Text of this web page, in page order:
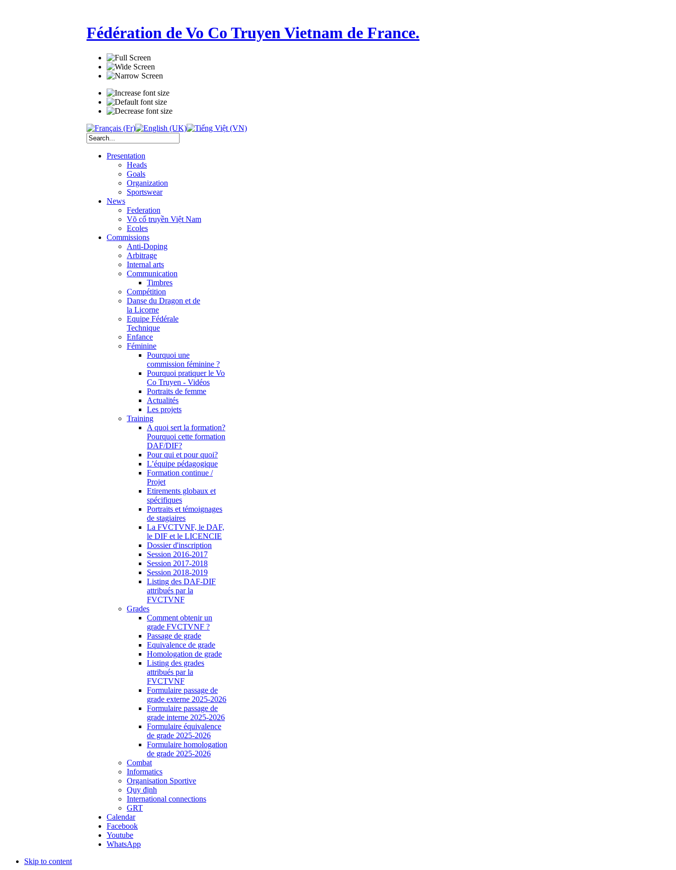
Fédération de Vo Co Truyen Vietnam de France.
Presentation
Heads
Goals
Organization
Sportswear
News
Federation
Võ cổ truyền Việt Nam
Ecoles
Commissions
Anti-Doping
Arbitrage
Internal arts
Communication
Timbres
Compétition
Danse du Dragon et de
la Licorne
Equipe Fédérale
Technique
Enfance
Féminine
Pourquoi une
commission féminine ?
Pourquoi pratiquer le Vo
Co Truyen - Vidéos
Portraits de femme
Actualités
Les projets
Training
A quoi sert la formation?
Pourquoi cette formation
DAF/DIF?
Pour qui et pour quoi?
L’équipe pédagogique
Formation continue /
Projet
Etirements globaux et
spécifiques
Portraits et témoignages
de stagiaires
La FVCTVNF, le DAF,
le DIF et le LICENCIE
Dossier d'inscription
Session 2016-2017
Session 2017-2018
Session 2018-2019
Listing des DAF-DIF
attribués par la
FVCTVNF
Grades
Comment obtenir un
grade FVCTVNF ?
Passage de grade
Equivalence de grade
Homologation de grade
Listing des grades
attribués par la
FVCTVNF
Formulaire passage de
grade externe 2025-2026
Formulaire passage de
grade interne 2025-2026
Formulaire équivalence
de grade 2025-2026
Formulaire homologation
de grade 2025-2026
Combat
Informatics
Organisation Sportive
Quy định
International connections
GRT
Calendar
Facebook
Youtube
WhatsApp
Skip to content